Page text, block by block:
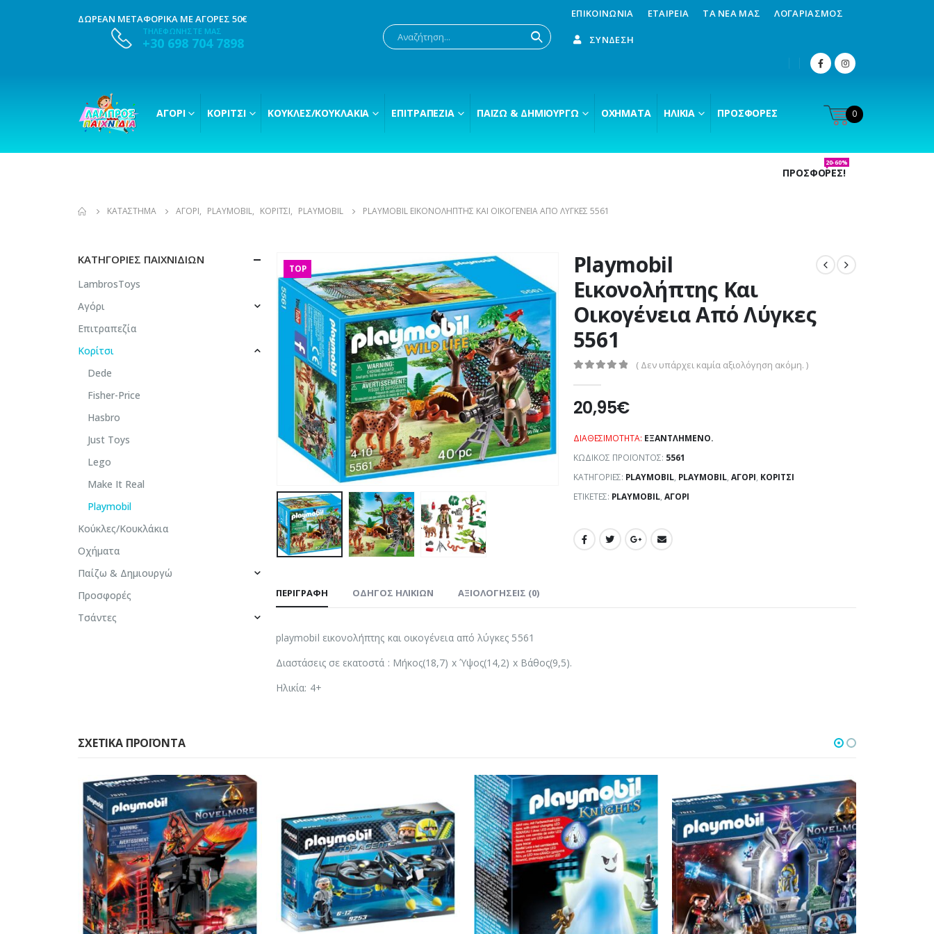
ΔΩΡΕΑΝ ΜΕΤΑΦΟΡΙΚΑ ΜΕ ΑΓΟΡΕΣ 50€
ΤΗΛΕΦΩΝΗΣΤΕ ΜΑΣ
+30 698 704 7898
ΕΠΙΚΟΙΝΩΝΊΑ ΕΤΑΙΡΕΊΑ ΤΑ ΝΈΑ ΜΑΣ ΛΟΓΑΡΙΑΣΜΌΣ
ΣΎΝΔΕΣΗ
ΑΓΌΡΙ ΚΟΡΊΤΣΙ ΚΟΎΚΛΕΣ/ΚΟΥΚΛΆΚΙΑ ΕΠΙΤΡΑΠΈΖΙΑ ΠΑΊΖΩ & ΔΗΜΙΟΥΡΓΏ ΟΧΉΜΑΤΑ ΗΛΙΚΊΑ ΠΡΟΣΦΟΡΈΣ 0
ΠΡΟΣΦΟΡΕΣ!
20-60%
ΚΑΤΆΣΤΗΜΑ ΑΓΌΡΙ, PLAYMOBIL, ΚΟΡΊΤΣΙ, PLAYMOBIL PLAYMOBIL ΕΙΚΟΝΟΛΉΠΤΗΣ ΚΑΙ ΟΙΚΟΓΈΝΕΙΑ ΑΠΌ ΛΎΓΚΕΣ 5561
TOP
Playmobil
Εικονολήπτης Και
Οικογένεια Από Λύγκες
5561
( Δεν υπάρχει καμία αξιολόγηση ακόμη. )
20,95€
ΔΙΑΘΕΣΙΜΌΤΗΤΑ: ΕΞΑΝΤΛΗΜΈΝΟ.
ΚΩΔΙΚΌΣ ΠΡΟΪΌΝΤΟΣ: 5561
ΚΑΤΗΓΟΡΊΕΣ: PLAYMOBIL, PLAYMOBIL, ΑΓΌΡΙ, ΚΟΡΊΤΣΙ
ΕΤΙΚΈΤΕΣ: PLAYMOBIL, ΑΓΌΡΙ
ΠΕΡΙΓΡΑΦΉ ΟΔΗΓΌΣ ΗΛΙΚΙΏΝ ΑΞΙΟΛΟΓΉΣΕΙΣ (0)
playmobil εικονολήπτης και οικογένεια από λύγκες 5561
Διαστάσεις σε εκατοστά : Μήκος(18,7) x Ύψος(14,2) x Βάθος(9,5).
Ηλικία: 4+
ΚΑΤΗΓΟΡΊΕΣ ΠΑΙΧΝΙΔΙΏΝ
LambrosToys
Αγόρι
Επιτραπεζία
Κορίτσι
Dede
Fisher-Price
Hasbro
Just Toys
Lego
Make It Real
Playmobil
Κούκλες/Κουκλάκια
Οχήματα
Παίζω & Δημιουργώ
Προσφορές
Τσάντες
ΣΧΕΤΙΚΆ ΠΡΟΪΌΝΤΑ